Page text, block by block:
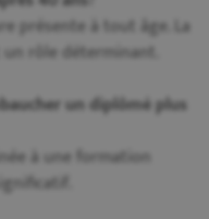
présente à tout âge. La
rôle déterminant.
un diplômé plus
à une formation